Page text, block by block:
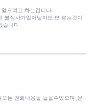
으려고 하는겁니다
상사가일어날지도 모 르는것이
습니다
는 전화내용을 들을수있으며 ;문